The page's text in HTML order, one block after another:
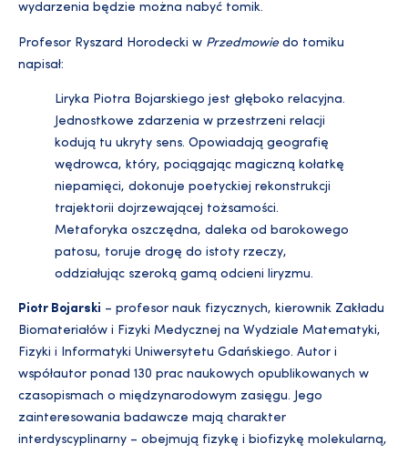
wydarzenia będzie można nabyć tomik.
Profesor Ryszard Horodecki w Przedmowiedo tomiku
napisał:
Liryka Piotra Bojarskiego jest głęboko relacyjna.
Jednostkowe zdarzenia w przestrzeni relacji
kodują tu ukryty sens. Opowiadają geografię
wędrowca, który, pociągając magiczną kołatkę
niepamięci, dokonuje poetyckiej rekonstrukcji
trajektorii dojrzewającej tożsamości.
Metaforyka oszczędna, daleka od barokowego
patosu, toruje drogę do istoty rzeczy,
oddziałując szeroką gamą odcieni liryzmu.
Piotr Bojarski – profesor nauk fizycznych, kierownik Zakładu
Biomateriałów i Fizyki Medycznej na Wydziale Matematyki,
Fizyki i Informatyki Uniwersytetu Gdańskiego. Autor i
współautor ponad 130 prac naukowych opublikowanych w
czasopismach o międzynarodowym zasięgu. Jego
zainteresowania badawcze mają charakter
interdyscyplinarny – obejmują fizykę i biofizykę molekularną,